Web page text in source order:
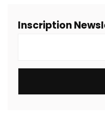
Inscription